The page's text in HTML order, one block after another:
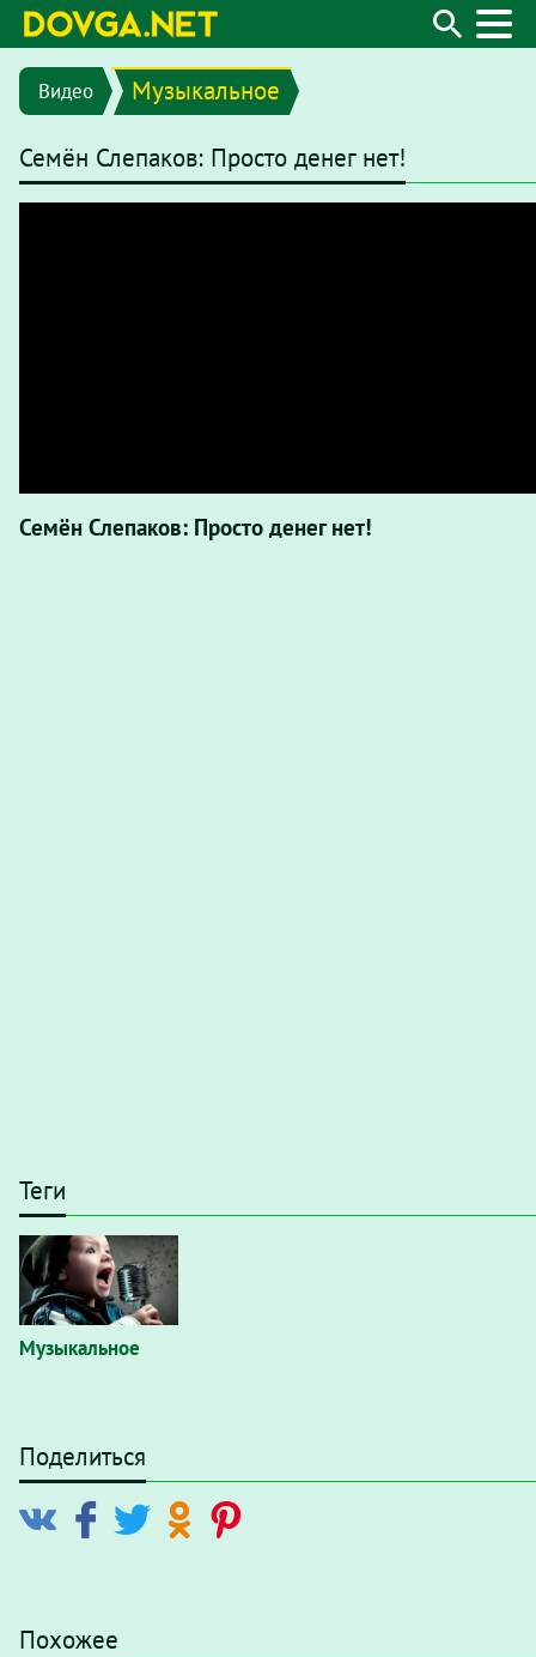
Видео Музыкальное
Семён Слепаков: Просто денег нет!
Семён Слепаков: Просто денег нет!
Теги
Музыкальное
Поделиться
Похожее